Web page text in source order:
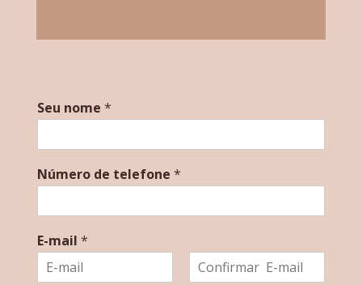
Seu nome *
Número de telefone *
E-mail *